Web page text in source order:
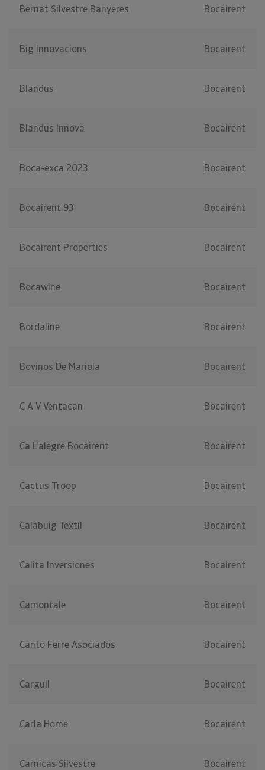
Bernat Silvestre Banyeres Bocairent
Big Innovacions Bocairent
Blandus Bocairent
Blandus Innova Bocairent
Boca-exca 2023 Bocairent
Bocairent 93 Bocairent
Bocairent Properties Bocairent
Bocawine Bocairent
Bordaline Bocairent
Bovinos De Mariola Bocairent
C A V Ventacan Bocairent
Ca L'alegre Bocairent Bocairent
Cactus Troop Bocairent
Calabuig Textil Bocairent
Calita Inversiones Bocairent
Camontale Bocairent
Canto Ferre Asociados Bocairent
Cargull Bocairent
Carla Home Bocairent
Carnicas Silvestre Bocairent